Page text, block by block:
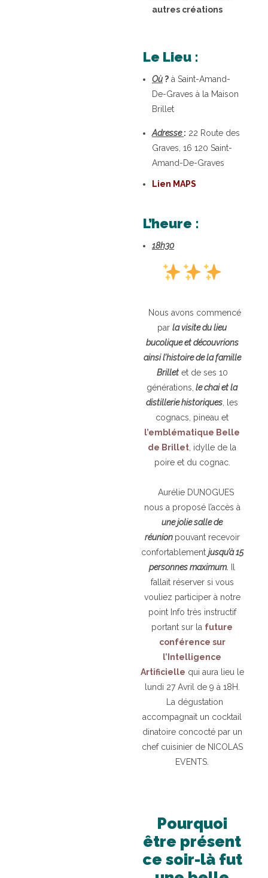
autres créations
Le Lieu :
Où ? à Saint-Amand-
De-Graves à la Maison
Brillet
Adresse : 22 Route des
Graves, 16 120 Saint-
Amand-De-Graves
Lien MAPS
L’heure :
18h30
Nous avons commencé
par la visite du lieu
bucolique et découvrions
ainsi l’histoire de la famille
Brilletet de ses 10
générations, le chai et la
distillerie historiques , les
cognacs, pineau et
l’emblématique Belle
de Brillet , idylle de la
poire et du cognac.
Aurélie DUNOGUES
nous a proposé l’accès à
une jolie salle de
réunion pouvant recevoir
confortablement jusqu’à 15
personnes maximum.
fallait réserver si vous
vouliez participer à notre
point Info très instructif
portant sur la future
conférence sur
l’Intelligence
Artificielle qui aura lieu le
lundi 27 Avril de 9 à 18H.
La dégustation
accompagnait un cocktail
dinatoire concocté par un
chef cuisinier de NICOLAS
EVENTS.
Pourquoi
être présent
ce soir-là fut